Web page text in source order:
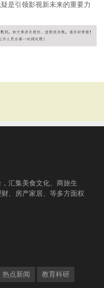
是引领影视新未来的重要力
汇集美食文化、商旅生
、房产家居、等多方面权
热点新闻 教育科研